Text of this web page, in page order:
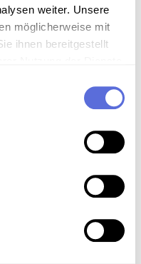
weiter. Unsere
möglicherweise mit
ihnen bereitgestellt
der Österreichischen